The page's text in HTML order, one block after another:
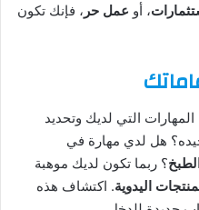
، أو عمل حر ، فإنك تكون
التي لديك وتحديد
هل لدي مهارة في
الطبخ؟ ربما تكون لديك موهبة
اليدوية. اكتشاف هذه